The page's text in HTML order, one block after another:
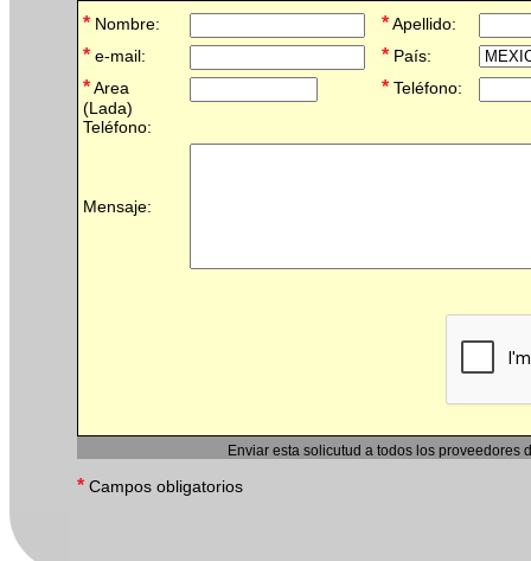
* Nombre: *Apellido:
* e-mail: * País:
*Area
(Lada)
Teléfono:
* Teléfono:
Mensaje:
Enviar esta solicutud a todos los proveedores
* Campos obligatorios